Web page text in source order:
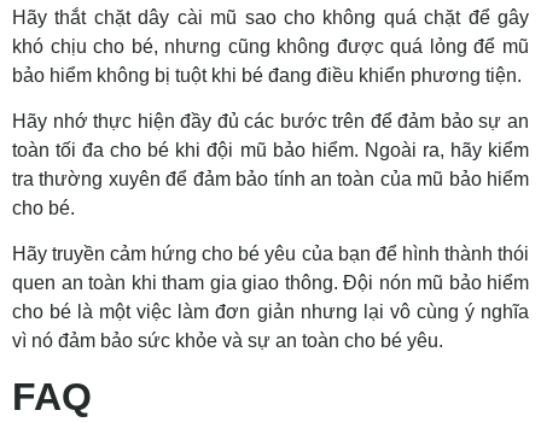
Hãy thắt chặt dây cài mũ sao cho không quá chặt để gây
khó chịu cho bé, nhưng cũng không được quá lỏng để mũ
bảo hiểm không bị tuột khi bé đang điều khiển phương tiện.
Hãy nhớ thực hiện đầy đủ các bước trên để đảm bảo sự an
toàn tối đa cho bé khi đội mũ bảo hiểm. Ngoài ra, hãy kiểm
tra thường xuyên để đảm bảo tính an toàn của mũ bảo hiểm
cho bé.
Hãy truyền cảm hứng cho bé yêu của bạn để hình thành thói
quen an toàn khi tham gia giao thông. Đội nón mũ bảo hiểm
cho bé là một việc làm đơn giản nhưng lại vô cùng ý nghĩa
vì nó đảm bảo sức khỏe và sự an toàn cho bé yêu.
FAQ